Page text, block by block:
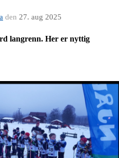
den 27. aug 2025
langrenn. Her er nyttig